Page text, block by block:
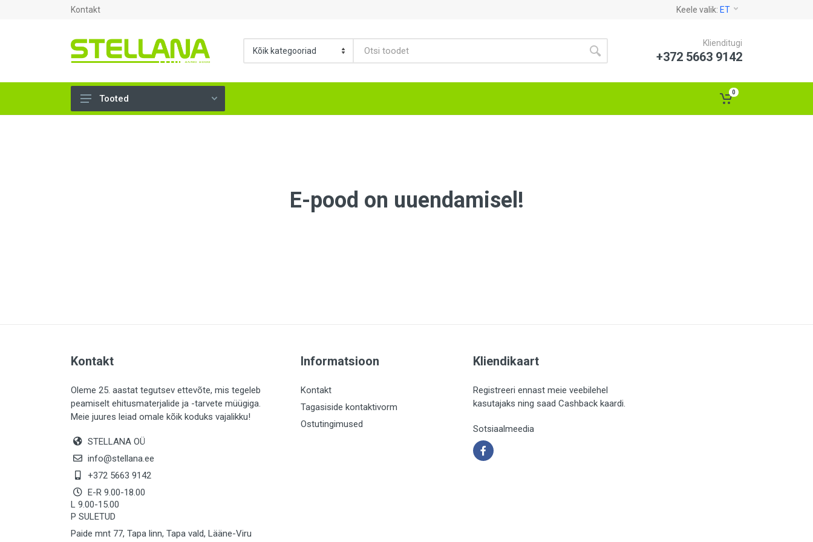
Kontakt Keele valik: ET
Klienditugi
+372 5663 9142
LIISTUD (183)
KIVID (31)
KATTED (133)
MAALRITARBED (1029)
SOOJUSTUS (15)
KEEMIA (222)
TÖÖRIIDED (117)
SAUN (8)
Tooted
0
E-pood on uuendamisel!
Kontakt
Oleme 25. aastat tegutsev ettevõte, mis tegeleb
peamiselt ehitusmaterjalide ja -tarvete müügiga.
Meie juures leiad omale kõik koduks vajalikku!
STELLANA OÜ
info@stellana.ee
+372 5663 9142
E-R 9.00-18.00
L 9.00-15.00
P SULETUD
Paide mnt 77, Tapa linn, Tapa vald, Lääne-Viru
Informatsioon
Kontakt
Tagasiside kontaktivorm
Ostutingimused
Kliendikaart
Registreeri ennast meie veebilehel
kasutajaks ning saad Cashback kaardi.
Sotsiaalmeedia